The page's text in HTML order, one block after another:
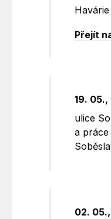
Přejít
19.
ulice
a
02.